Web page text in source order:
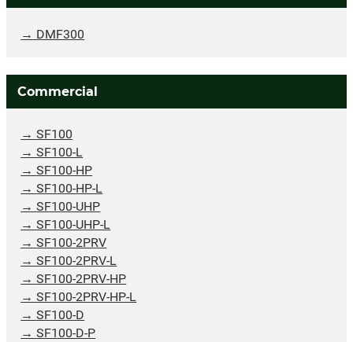
DMF300
Commercial
SF100
SF100-L
SF100-HP
SF100-HP-L
SF100-UHP
SF100-UHP-L
SF100-2PRV
SF100-2PRV-L
SF100-2PRV-HP
SF100-2PRV-HP-L
SF100-D
SF100-D-P